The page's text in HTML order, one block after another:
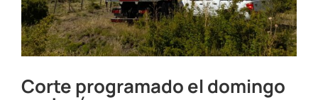
Corte programado el domingo